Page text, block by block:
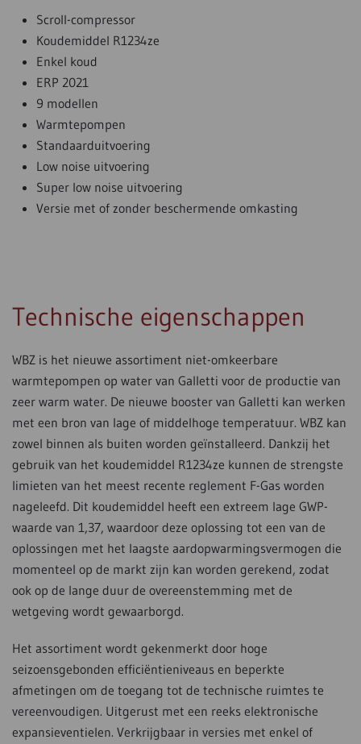
Scroll-compressor
Koudemiddel R1234ze
Enkel koud
ERP 2021
9 modellen
Warmtepompen
Standaarduitvoering
Low noise uitvoering
Super low noise uitvoering
Versie met of zonder beschermende omkasting
Technische eigenschappen
WBZ is het nieuwe assortiment niet-omkeerbare
warmtepompen op water van Galletti voor de productie van
zeer warm water. De nieuwe booster van Galletti kan werken
met een bron van lage of middelhoge temperatuur. WBZ kan
zowel binnen als buiten worden geïnstalleerd. Dankzij het
gebruik van het koudemiddel R1234ze kunnen de strengste
limieten van het meest recente reglement F-Gas worden
nageleefd. Dit koudemiddel heeft een extreem lage GWP-
waarde van 1,37, waardoor deze oplossing tot een van de
oplossingen met het laagste aardopwarmingsvermogen die
momenteel op de markt zijn kan worden gerekend, zodat
ook op de lange duur de overeenstemming met de
wetgeving wordt gewaarborgd.
Het assortiment wordt gekenmerkt door hoge
seizoensgebonden efficiëntieniveaus en beperkte
afmetingen om de toegang tot de technische ruimtes te
vereenvoudigen. Uitgerust met een reeks elektronische
expansieventielen. Verkrijgbaar in versies met enkel of